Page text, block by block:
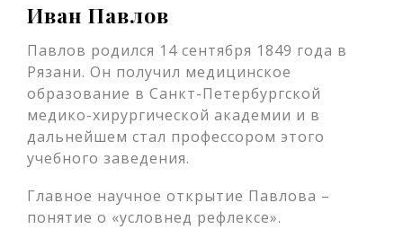
Иван Павлов
Павлов родился 14 сентября 1849 года в
Рязани. Он получил медицинское
образование в Санкт-Петербургской
медико-хирургической академии и в
дальнейшем стал профессором этого
учебного заведения.
Главное научное открытие Павлова –
понятие о «условнед рефлексе».